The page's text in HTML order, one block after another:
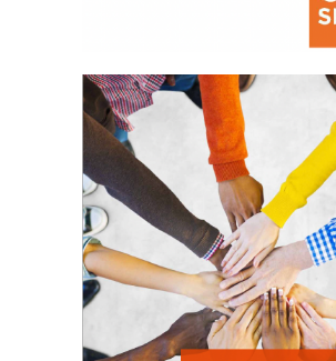
La prévention des conflits
d’intérêts
18 septembre 2023
FEUILLETER